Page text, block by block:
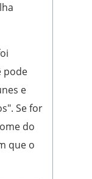
pode
e
Se for
do
que o